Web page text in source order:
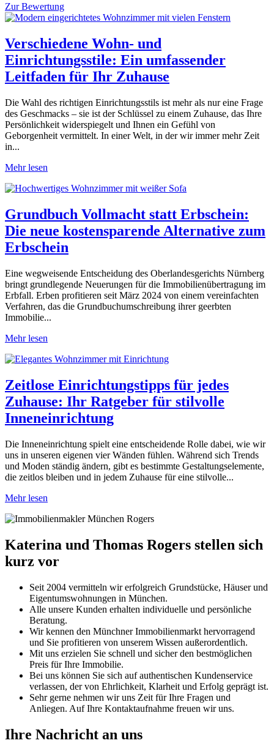
Zur Bewertung
Verschiedene Wohn- und
Einrichtungsstile: Ein umfassender
Leitfaden für Ihr Zuhause
Die Wahl des richtigen Einrichtungsstils ist mehr als nur eine Frage
des Geschmacks – sie ist der Schlüssel zu einem Zuhause, das Ihre
Persönlichkeit widerspiegelt und Ihnen ein Gefühl von
Geborgenheit vermittelt. In einer Welt, in der wir immer mehr Zeit
in...
Mehr lesen
Grundbuch Vollmacht statt Erbschein:
Die neue kostensparende Alternative zum
Erbschein
Eine wegweisende Entscheidung des Oberlandesgerichts Nürnberg
bringt grundlegende Neuerungen für die Immobilienübertragung im
Erbfall. Erben profitieren seit März 2024 von einem vereinfachten
Verfahren, das die Grundbuchumschreibung ihrer geerbten
Immobilie...
Mehr lesen
Zeitlose Einrichtungstipps für jedes
Zuhause: Ihr Ratgeber für stilvolle
Inneneinrichtung
Die Inneneinrichtung spielt eine entscheidende Rolle dabei, wie wir
uns in unseren eigenen vier Wänden fühlen. Während sich Trends
und Moden ständig ändern, gibt es bestimmte Gestaltungselemente,
die zeitlos bleiben und in jedem Zuhause für eine stilvolle...
Mehr lesen
Katerina und Thomas Rogers stellen sich
kurz vor
Seit 2004 vermitteln wir erfolgreich Grundstücke, Häuser und
Eigentumswohnungen in München.
Alle unsere Kunden erhalten individuelle und persönliche
Beratung.
Wir kennen den Münchner Immobilienmarkt hervorragend
und Sie profitieren von unserem Wissen außerordentlich.
Mit uns erzielen Sie schnell und sicher den bestmöglichen
Preis für Ihre Immobilie.
Bei uns können Sie sich auf authentischen Kundenservice
verlassen, der von Ehrlichkeit, Klarheit und Erfolg geprägt ist.
Sehr gerne nehmen wir uns Zeit für Ihre Fragen und
Anliegen. Auf Ihre Kontaktaufnahme freuen wir uns.
Ihre Nachricht an uns